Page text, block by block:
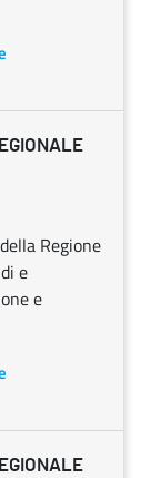
Regione
e
e